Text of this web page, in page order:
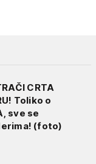
CRTA
Toliko o
sve se
(foto)